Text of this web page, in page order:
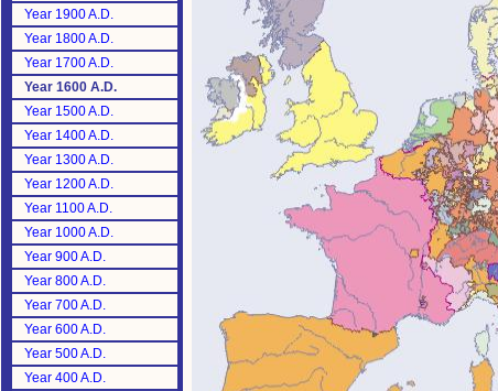
Year 1900 A.D.
Year 1800 A.D.
Year 1700 A.D.
Year 1600 A.D.
Year 1500 A.D.
Year 1400 A.D.
Year 1300 A.D.
Year 1200 A.D.
Year 1100 A.D.
Year 1000 A.D.
Year 900 A.D.
Year 800 A.D.
Year 700 A.D.
Year 600 A.D.
Year 500 A.D.
Year 400 A.D.